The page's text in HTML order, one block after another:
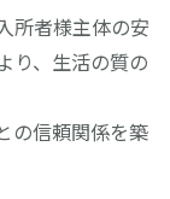
所者様主体の安
り、生活の質の
の信頼関係を築